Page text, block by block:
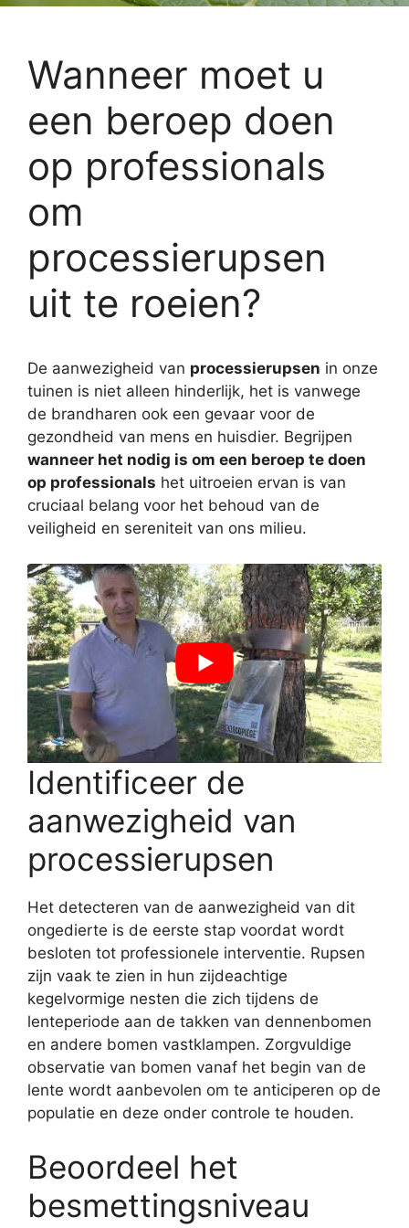
Wanneer moet u
een beroep doen
op professionals
om
processierupsen
uit te roeien?
De aanwezigheid van processierupsen in onze
tuinen is niet alleen hinderlijk, het is vanwege
de brandharen ook een gevaar voor de
gezondheid van mens en huisdier. Begrijpen
wanneer het nodig is om een ​​beroep te doen
op professionals het uitroeien ervan is van
cruciaal belang voor het behoud van de
veiligheid en sereniteit van ons milieu.
Identificeer de
aanwezigheid van
processierupsen
Het detecteren van de aanwezigheid van dit
ongedierte is de eerste stap voordat wordt
besloten tot professionele interventie. Rupsen
zijn vaak te zien in hun zijdeachtige
kegelvormige nesten die zich tijdens de
lenteperiode aan de takken van dennenbomen
en andere bomen vastklampen. Zorgvuldige
observatie van bomen vanaf het begin van de
lente wordt aanbevolen om te anticiperen op de
populatie en deze onder controle te houden.
Beoordeel het
besmettingsniveau